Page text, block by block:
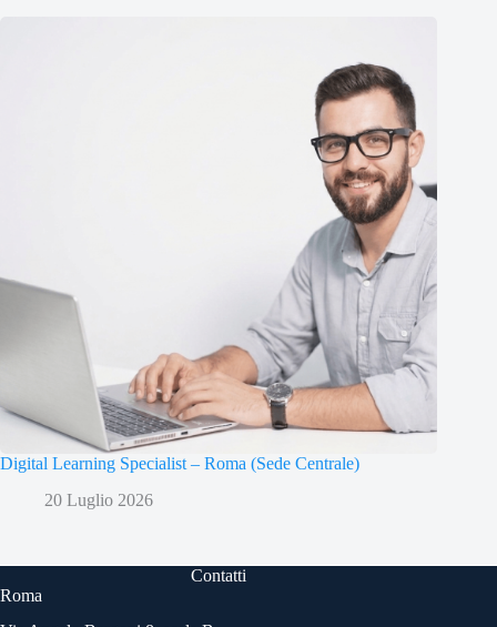
Digital Learning Specialist – Roma (Sede Centrale)
20 Luglio 2026
Contatti
Roma